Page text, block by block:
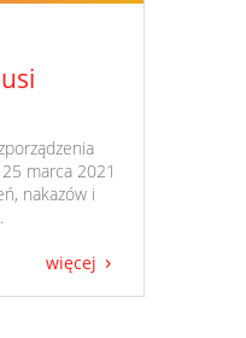
marca 2021
nakazów i
więcej